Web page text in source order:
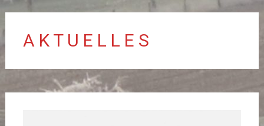
A K T U E L L E S